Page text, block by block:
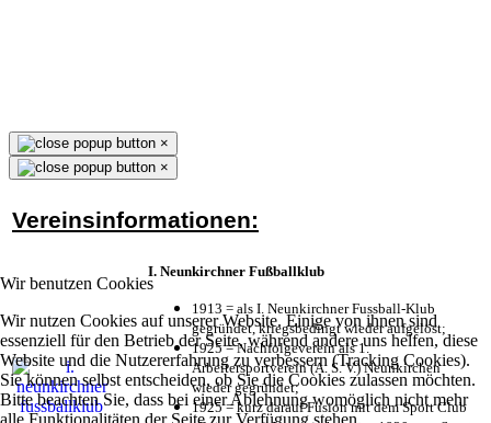
Wir benutzen Cookies
Wir nutzen Cookies auf unserer Website. Einige von ihnen sind
essenziell für den Betrieb der Seite, während andere uns helfen, diese
Website und die Nutzererfahrung zu verbessern (Tracking Cookies).
Sie können selbst entscheiden, ob Sie die Cookies zulassen möchten.
Bitte beachten Sie, dass bei einer Ablehnung womöglich nicht mehr
alle Funktionalitäten der Seite zur Verfügung stehen.
×
×
Vereinsinformationen:
I. Neunkirchner Fußballklub
1913 = als I. Neunkirchner Fussball-Klub
gegründet, kriegsbedingt wieder aufgelöst;
1925 = Nachfolgeverein als 1.
Arbeitersportverein (A. S. V.) Neunkirchen
wieder gegründet;
1925 = kurz darauf Fusion mit dem Sport Club